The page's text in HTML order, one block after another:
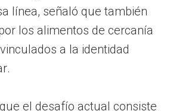
línea, señaló que también
los alimentos de cercanía
a la identidad
el desafío actual consiste